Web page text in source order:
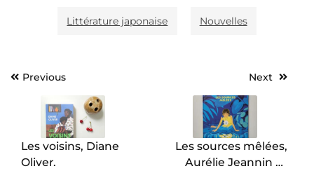
Littérature japonaise Nouvelles
Navigation
l’article
Previous
Les voisins, Diane
Oliver.
Next
Les sources mêlées,
Aurélie Jeannin et